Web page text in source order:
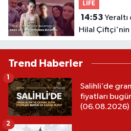
LIFE
14:53
Hilal Çiftçi'nin
Çelebi ve
Trend Haberler
Salihli’de
fiyatları
(06.08.2026)
1
2